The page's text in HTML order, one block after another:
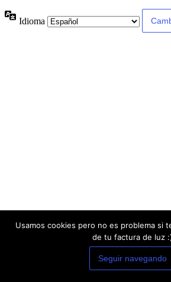
Idioma
Usamos cookies pero no es problema si
de tu factura de luz
Seguir navegando